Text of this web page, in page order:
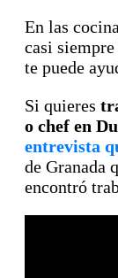
En las
casi siempre
te puede
Si quieres
o chef en
entrevista
de Granada
encontró